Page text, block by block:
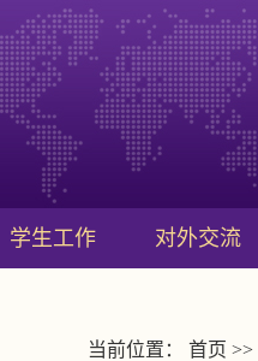
学生工作 对外交流
当前位置： 首页 >>